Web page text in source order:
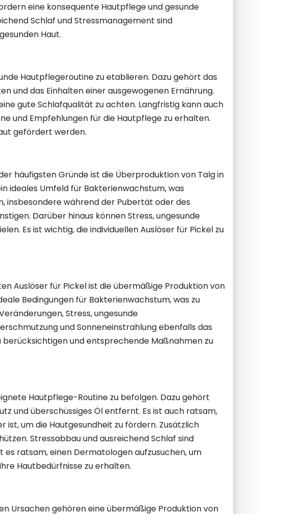
eine konsequente Hautpflege und gesunde
Schlaf und Stressmanagement sind
Haut.
Hautpflegeroutine zu etablieren. Dazu gehört das
und das Einhalten einer ausgewogenen Ernährung.
gute Schlafqualität zu achten. Langfristig kann auch
und Empfehlungen für die Hautpflege zu erhalten.
gefördert werden.
häufigsten Gründe ist die Überproduktion von Talg in
ideales Umfeld für Bakterienwachstum, was
insbesondere während der Pubertät oder des
Darüber hinaus können Stress, ungesunde
Es ist wichtig, die individuellen Auslöser für Pickel zu
Auslöser für Pickel ist die übermäßige Produktion von
Bedingungen für Bakterienwachstum, was zu
Stress, ungesunde
und Sonneneinstrahlung ebenfalls das
und entsprechende Maßnahmen zu
Hautpflege-Routine zu befolgen. Dazu gehört
und überschüssiges Öl entfernt. Es ist auch ratsam,
ist, um die Hautgesundheit zu fördern. Zusätzlich
Stressabbau und ausreichend Schlaf sind
ratsam, einen Dermatologen aufzusuchen, um
Hautbedürfnisse zu erhalten.
Ursachen gehören eine übermäßige Produktion von